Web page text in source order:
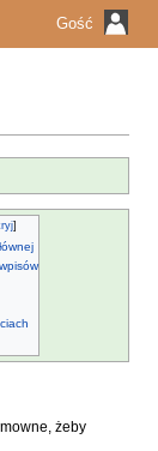
żeby
Gość